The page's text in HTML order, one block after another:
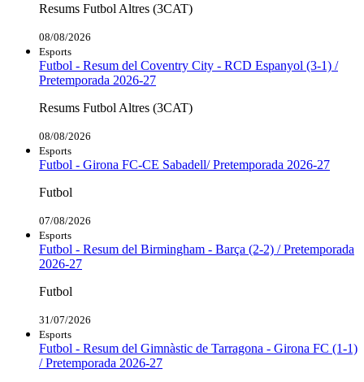
Resums Futbol Altres (3CAT)
08/08/2026
Esports
Futbol - Resum del Coventry City - RCD Espanyol (3-1) /
Pretemporada 2026-27
Resums Futbol Altres (3CAT)
08/08/2026
Esports
Futbol - Girona FC-CE Sabadell/ Pretemporada 2026-27
Futbol
07/08/2026
Esports
Futbol - Resum del Birmingham - Barça (2-2) / Pretemporada
2026-27
Futbol
31/07/2026
Esports
Futbol - Resum del Gimnàstic de Tarragona - Girona FC (1-1)
/ Pretemporada 2026-27